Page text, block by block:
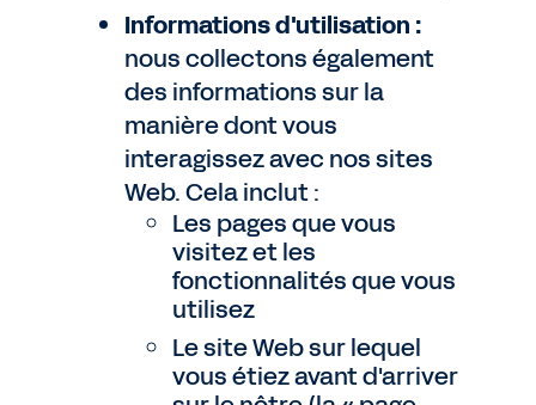
Informations d'utilisation :
nous collectons également
des informations sur la
manière dont vous
interagissez avec nos sites
Web. Cela inclut :
Les pages que vous
visitez et les
fonctionnalités que vous
utilisez
Le site Web sur lequel
vous étiez avant d'arriver